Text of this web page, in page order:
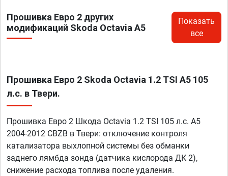
Прошивка Евро 2 других
модификаций Skoda Octavia A5
Показать
все
Прошивка Евро 2 Skoda Octavia 1.2 TSI A5 105
л.с. в Твери.
Прошивка Евро 2 Шкода Octavia 1.2 TSI 105 л.с. A5
2004-2012 CBZB в Твери: отключение контроля
катализатора выхлопной системы без обманки
заднего лямбда зонда (датчика кислорода ДК 2),
снижение расхода топлива после удаления.